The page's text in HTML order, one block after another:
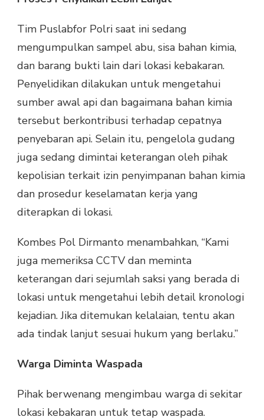
Tim Puslabfor Polri saat ini sedang
mengumpulkan sampel abu, sisa bahan kimia,
dan barang bukti lain dari lokasi kebakaran.
Penyelidikan dilakukan untuk mengetahui
sumber awal api dan bagaimana bahan kimia
tersebut berkontribusi terhadap cepatnya
penyebaran api. Selain itu, pengelola gudang
juga sedang dimintai keterangan oleh pihak
kepolisian terkait izin penyimpanan bahan kimia
dan prosedur keselamatan kerja yang
diterapkan di lokasi.
Kombes Pol Dirmanto menambahkan, “Kami
juga memeriksa CCTV dan meminta
keterangan dari sejumlah saksi yang berada di
lokasi untuk mengetahui lebih detail kronologi
kejadian. Jika ditemukan kelalaian, tentu akan
ada tindak lanjut sesuai hukum yang berlaku.”
Warga Diminta Waspada
Pihak berwenang mengimbau warga di sekitar
lokasi kebakaran untuk tetap waspada.